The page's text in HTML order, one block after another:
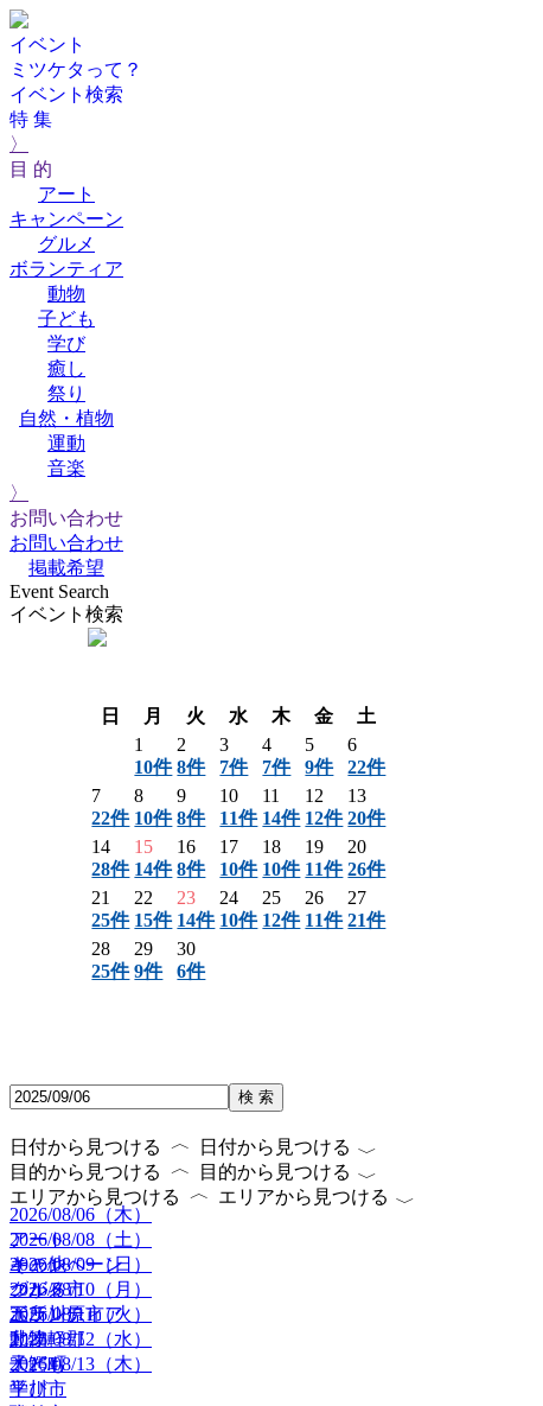
イベント
ミツケタって？
イベント検索
特 集
〉
目 的
アート
キャンペーン
グルメ
ボランティア
動物
子ども
学び
癒し
祭り
自然・植物
運動
音楽
〉
お問い合わせ
お問い合わせ
掲載希望
Event Search
イベント検索
日
月 火 水 木 金
土
1
10件
2
8件
3
7件
4
7件
5
9件
6
22件
7
22件
8
10件
9
8件
10
11件
11
14件
12
12件
13
20件
14
28件
15
14件
16
8件
17
10件
18
10件
19
11件
20
26件
21
25件
22
15件
23
14件
24
10件
25
12件
26
11件
27
21件
28
25件
29
9件
30
6件
検 索
日付から見つける 〈 日付から見つける 〈
2026/08/06（木）
2026/08/08（土）
2026/08/09（日）
2026/08/10（月）
2026/08/11（火）
2026/08/12（水）
2026/08/13（木）
目的から見つける 〈 目的から見つける 〈
アート
キャンペーン
グルメ
ボランティア
動物
子ども
学び
エリアから見つける 〈 エリアから見つける 〈
その他
つがる市
五所川原市
北津軽郡
大鰐町
平川市